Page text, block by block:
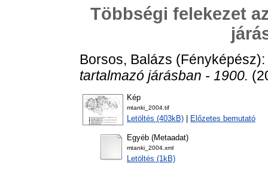
Többségi felekezet
Borsos, Balázs (Fényképész):
tartalmazó járásban - 1900.
Kép
mtanki_2004.tif
Letöltés (403kB) Előzetes bemutató
Egyéb (Metaadat)
mtanki_2004.xml
Letöltés (1kB)